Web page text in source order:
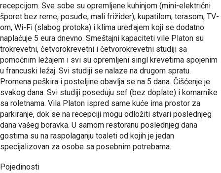
recepcijom. Sve sobe su opremljene kuhinjom (mini-električni
šporet bez rerne, posuđe, mali frižider), kupatilom, terasom, TV-
om, Wi-Fi (slabog protoka) i klima uređajem koji se dodatno
naplaćuje 5 eura dnevno. Smeštajni kapaciteti vile Platon su
trokrevetni, četvorokrevetni i četvorokrevetni studiji sa
pomoćnim ležajem i svi su opremljeni singl krevetima spojenim
u francuski ležaj. Svi studiji se nalaze na drugom spratu.
Promena peškira i posteljine obavlja se na 5 dana. Čišćenje je
svakog dana. Svi studiji poseduju sef (bez doplate) i komarnike
sa roletnama. Vila Platon ispred same kuće ima prostor za
parkiranje, dok se na recepciji mogu odložiti stvari poslednjeg
dana vašeg boravka. U samom restoranu poslednjeg dana
gostima su na raspolaganju toaleti od kojih je jedan
specijalizovan za osobe sa posebnim potrebama.
Pojedinosti